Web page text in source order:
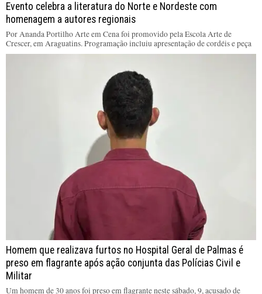
Evento celebra a literatura do Norte e Nordeste com
homenagem a autores regionais
Por Ananda Portilho Arte em Cena foi promovido pela Escola Arte de
Crescer, em Araguatins. Programação incluiu apresentação de cordéis e peça
Homem que realizava furtos no Hospital Geral de Palmas é
preso em flagrante após ação conjunta das Polícias Civil e
Militar
Um homem de 30 anos foi preso em flagrante neste sábado, 9, acusado de